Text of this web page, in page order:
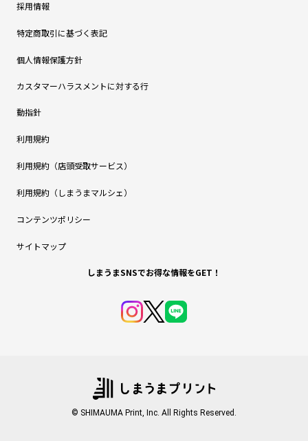
採用情報
特定商取引に基づく表記
個人情報保護方針
カスタマーハラスメントに対する行
動指針
利用規約
利用規約（店頭受取サービス）
利用規約（しまうまマルシェ）
コンテンツポリシー
サイトマップ
しまうまSNSでお得な情報をGET！
© SHIMAUMA Print, Inc. All Rights Reserved.